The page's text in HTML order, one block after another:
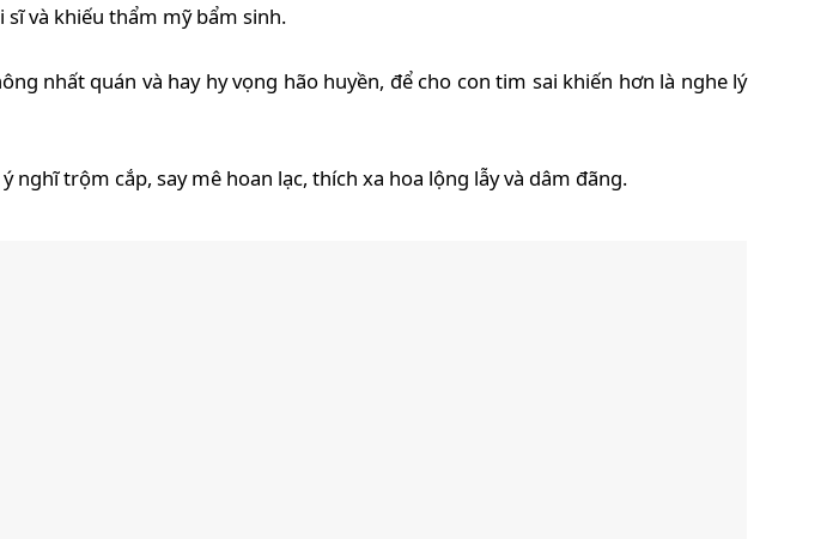
và khiếu thẩm mỹ bẩm sinh.
nhất quán và hay hy vọng hão huyền, để cho con tim sai khiến hơn là nghe lý
trộm cắp, say mê hoan lạc, thích xa hoa lộng lẫy và dâm đãng.